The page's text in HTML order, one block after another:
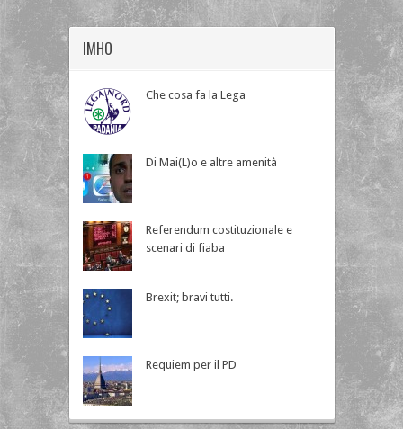
IMHO
Che cosa fa la Lega
Di Mai(L)o e altre amenità
Referendum costituzionale e
scenari di fiaba
Brexit; bravi tutti.
Requiem per il PD